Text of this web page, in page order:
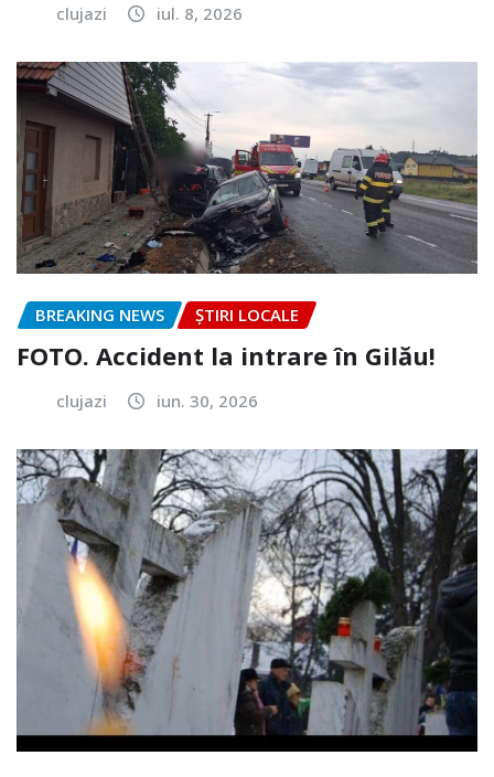
clujazi iul. 8, 2026
BREAKING NEWS ȘTIRI LOCALE
FOTO. Accident la intrare în Gilău!
clujazi iun. 30, 2026